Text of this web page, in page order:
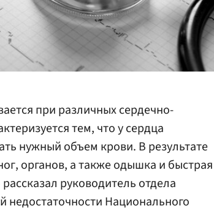
при различных сердечно-
тем, что у сердца
нужный объем крови. В результате
органов, а также одышка и быстрая
руководитель отдела
недостаточности Национального